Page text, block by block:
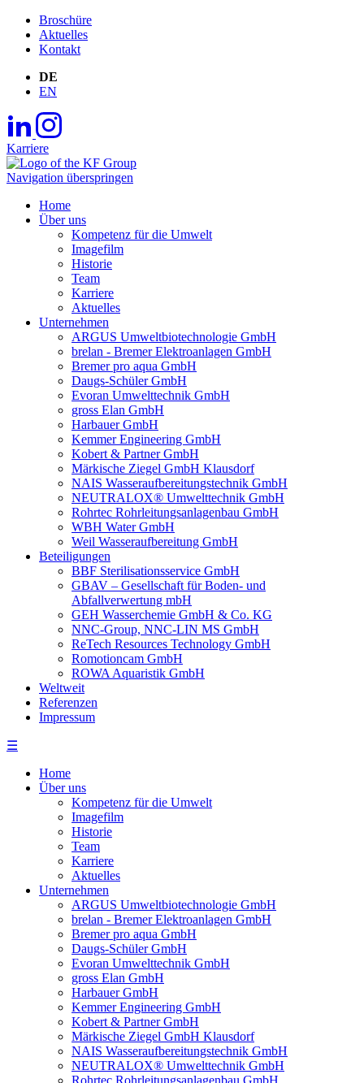
Broschüre
Aktuelles
Kontakt
DE
EN
Karriere
Navigation überspringen
Home
Über uns
Kompetenz für die Umwelt
Imagefilm
Historie
Team
Karriere
Aktuelles
Unternehmen
ARGUS Umweltbiotechnologie GmbH
brelan - Bremer Elektroanlagen GmbH
Bremer pro aqua GmbH
Daugs-Schüler GmbH
Evoran Umwelt­technik GmbH
gross Elan GmbH
Harbauer GmbH
Kemmer Engineering GmbH
Kobert & Partner GmbH
Märkische Ziegel GmbH Klausdorf
NAIS Wasseraufbereitungstechnik GmbH
NEUTRALOX® Umwelttechnik GmbH
Rohrtec Rohrleitungsanlagenbau GmbH
WBH Water GmbH
Weil Wasseraufbereitung GmbH
Beteiligungen
BBF Sterilisationsservice GmbH
GBAV – Gesellschaft für Boden- und
Abfallverwertung mbH
GEH Wasserchemie GmbH & Co. KG
NNC-Group, NNC-LIN MS GmbH
ReTech Resources Technology GmbH
Romotioncam GmbH
ROWA Aquaristik GmbH
Weltweit
Referenzen
Impressum
☰
Home
Über uns
Kompetenz für die Umwelt
Imagefilm
Historie
Team
Karriere
Aktuelles
Unternehmen
ARGUS Umweltbiotechnologie GmbH
brelan - Bremer Elektroanlagen GmbH
Bremer pro aqua GmbH
Daugs-Schüler GmbH
Evoran Umwelt­technik GmbH
gross Elan GmbH
Harbauer GmbH
Kemmer Engineering GmbH
Kobert & Partner GmbH
Märkische Ziegel GmbH Klausdorf
NAIS Wasseraufbereitungstechnik GmbH
NEUTRALOX® Umwelttechnik GmbH
Rohrtec Rohrleitungsanlagenbau GmbH